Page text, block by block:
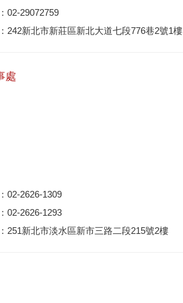
02-29072759
242新北市新莊區新北大道七段776巷2號1樓
處
02-2626-1309
02-2626-1293
251新北市淡水區新市三路二段215號2樓